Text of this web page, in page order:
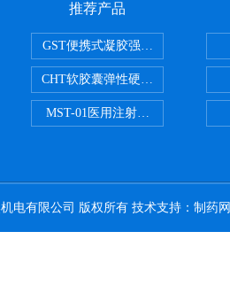
推荐产品
GST便携式凝胶强度测定仪
CHT软胶囊弹性硬度测试仪
MST-01医用注射器测试仪
电有限公司 版权所有 技术支持： 制药网